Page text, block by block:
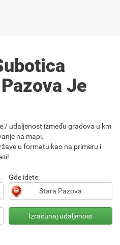
Je
/ udaljenost između gradova u km
na mapi.
u formatu kao na primeru i
Gde idete: